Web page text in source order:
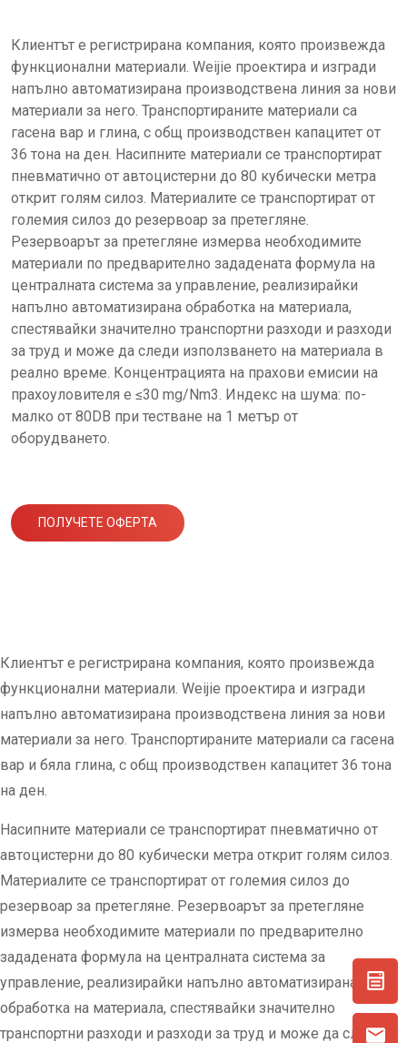
Клиентът е регистрирана компания, която произвежда
функционални материали. Weijie проектира и изгради
напълно автоматизирана производствена линия за нови
материали за него. Транспортираните материали са
гасена вар и глина, с общ производствен капацитет от
36 тона на ден. Насипните материали се транспортират
пневматично от автоцистерни до 80 кубически метра
открит голям силоз. Материалите се транспортират от
големия силоз до резервоар за претегляне.
Резервоарът за претегляне измерва необходимите
материали по предварително зададената формула на
централната система за управление, реализирайки
напълно автоматизирана обработка на материала,
спестявайки значително транспортни разходи и разходи
за труд и може да следи използването на материала в
реално време. Концентрацията на прахови емисии на
прахоуловителя е ≤30 mg/Nm3. Индекс на шума: по-
малко от 80DB при тестване на 1 метър от
оборудването.
ПОЛУЧЕТЕ ОФЕРТА
Клиентът е регистрирана компания, която произвежда
функционални материали. Weijie проектира и изгради
напълно автоматизирана производствена линия за нови
материали за него. Транспортираните материали са гасена
вар и бяла глина, с общ производствен капацитет 36 тона
на ден.
Насипните материали се транспортират пневматично от
автоцистерни до 80 кубически метра открит голям силоз.
Материалите се транспортират от големия силоз до
резервоар за претегляне. Резервоарът за претегляне
измерва необходимите материали по предварително
зададената формула на централната система за
управление, реализирайки напълно автоматизирана
обработка на материала, спестявайки значително
транспортни разходи и разходи за труд и може да следи